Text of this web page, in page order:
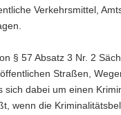
Verkehrsmittel,
§ 57 Absatz 3 Nr. 2
Straßen,
sich dabei um einen
wenn die